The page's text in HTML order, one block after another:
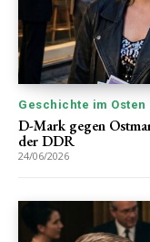
Geschichte im Osten
D-Mark gegen
der DDR
24/06/2026